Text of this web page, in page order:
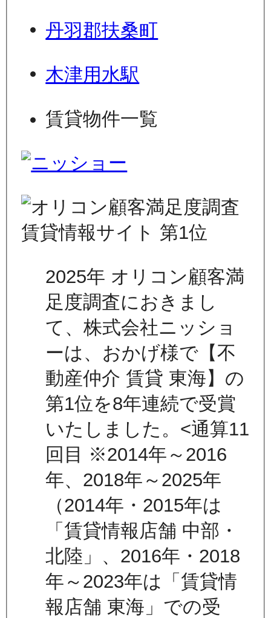
丹羽郡扶桑町
木津用水駅
賃貸物件一覧
2025年 オリコン顧客満
足度調査におきまし
て、株式会社ニッショ
ーは、おかげ様で【不
動産仲介 賃貸 東海】の
第1位を8年連続で受賞
いたしました。<通算11
回目 ※2014年～2016
年、2018年～2025年
（2014年・2015年は
「賃貸情報店舗 中部・
北陸」、2016年・2018
年～2023年は「賃貸情
報店舗 東海」での受